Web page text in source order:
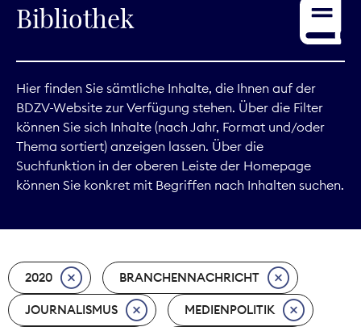
Service
Digitales
Kommunikation
Marktdaten
Nachhaltigkeit
Nachwuchs
Bibliothek
Hier finden Sie sämtliche Inhalte, die Ihnen auf der
BDZV-Website zur Verfügung stehen. Über die Filter
können Sie sich Inhalte (nach Jahr, Format und/oder
Thema sortiert) anzeigen lassen. Über die
Suchfunktion in der oberen Leiste der Homepage
können Sie konkret mit Begriffen nach Inhalten suchen.
2020 BRANCHENNACHRICHT
JOURNALISMUS MEDIENPOLITIK